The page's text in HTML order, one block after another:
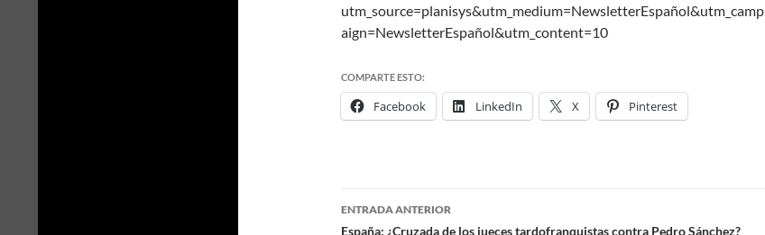
utm_source=planisys&utm_medium=NewsletterEspañol&utm_camp
aign=NewsletterEspañol&utm_content=10
COMPARTE ESTO:
Facebook LinkedIn X Pinterest
ENTRADA ANTERIOR
España: ¿Cruzada de los jueces tardofranquistas contra Pedro Sánchez?